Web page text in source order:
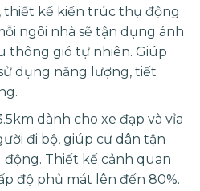
thiết kế kiến trúc thụ động
ngôi nhà sẽ tận dụng ánh
thông gió tự nhiên. Giúp
dụng năng lượng, tiết
dành cho xe đạp và vỉa
đi bộ, giúp cư dân tận
động. Thiết kế cảnh quan
độ phủ mát lên đến 80%.